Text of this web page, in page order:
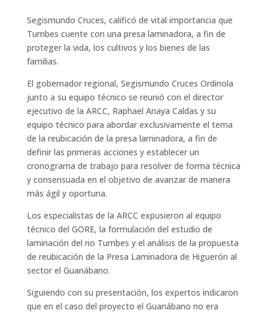
Segismundo Cruces, calificó de vital importancia que
Tumbes cuente con una presa laminadora, a fin de
proteger la vida, los cultivos y los bienes de las
familias.
El gobernador regional, Segismundo Cruces Ordinola
junto a su equipo técnico se reunió con el director
ejecutivo de la ARCC, Raphael Anaya Caldas y su
equipo técnico para abordar exclusivamente el tema
de la reubicación de la presa laminadora, a fin de
definir las primeras acciones y establecer un
cronograma de trabajo para resolver de forma técnica
y consensuada en el objetivo de avanzar de manera
más ágil y oportuna.
Los especialistas de la ARCC expusieron al equipo
técnico del GORE, la formulación del estudio de
laminación del rio Tumbes y el análisis de la propuesta
de reubicación de la Presa Laminadora de Higuerón al
sector el Guanábano.
Siguiendo con su presentación, los expertos indicaron
que en el caso del proyecto el Guanábano no era